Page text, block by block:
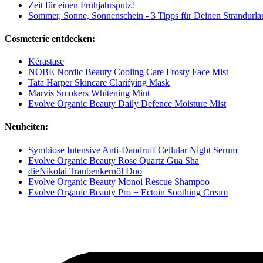
Zeit für einen Frühjahrsputz!
Sommer, Sonne, Sonnenschein - 3 Tipps für Deinen
Cosmeterie entdecken:
Kérastase
NOBE Nordic Beauty Cooling Care Frosty Face Mist
Tata Harper Skincare Clarifying Mask
Marvis Smokers Whitening Mint
Evolve Organic Beauty Daily Defence Moisture Mist
Neuheiten:
Symbiose Intensive Anti-Dandruff Cellular Night Serum
Evolve Organic Beauty Rose Quartz Gua Sha
dieNikolai Traubenkernöl Duo
Evolve Organic Beauty Monoi Rescue Shampoo
Evolve Organic Beauty Pro + Ectoin Soothing Cream